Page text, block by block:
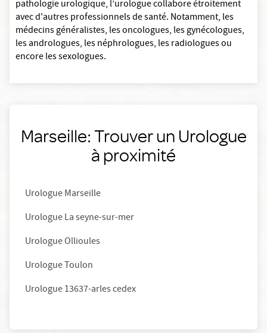
pathologie urologique, l’urologue collabore étroitement
avec d'autres professionnels de santé. Notamment, les
médecins généralistes, les oncologues, les gynécologues,
les andrologues, les néphrologues, les radiologues ou
encore les sexologues.
Marseille: Trouver un Urologue
à proximité
Urologue Marseille
Urologue La seyne-sur-mer
Urologue Ollioules
Urologue Toulon
Urologue 13637-arles cedex